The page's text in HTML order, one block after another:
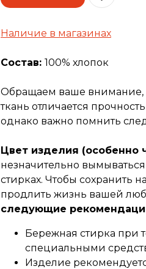
Наличие в магазинах
Состав: 100% хлопок
Обращаем ваше внимание,
ткань отличается
однако важно помнить
Цвет изделия (особенно
незначительно
стирках. Чтобы сохранить
продлить жизнь вашей
следующие
Бережная стирка при
специальными
Изделие